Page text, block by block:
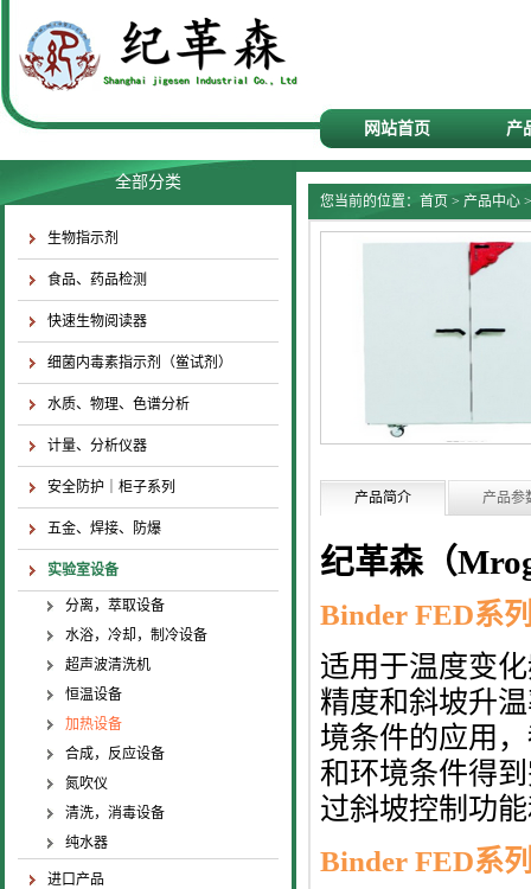
网站首页 产
全部分类
生物指示剂
食品、药品检测
快速生物阅读器
细菌内毒素指示剂（鲎试剂）
水质、物理、色谱分析
计量、分析仪器
安全防护｜柜子系列
五金、焊接、防爆
实验室设备
分离，萃取设备
水浴，冷却，制冷设备
超声波清洗机
恒温设备
加热设备
合成，反应设备
氮吹仪
清洗，消毒设备
纯水器
进口产品
您当前的位置： 首页 > 产品中心
产品简介 产品参
纪革森（
Binder FED系
适用于温度变
精度和斜坡升
境条件的应用
和环境条件得
过斜坡控制功
Binder FED系